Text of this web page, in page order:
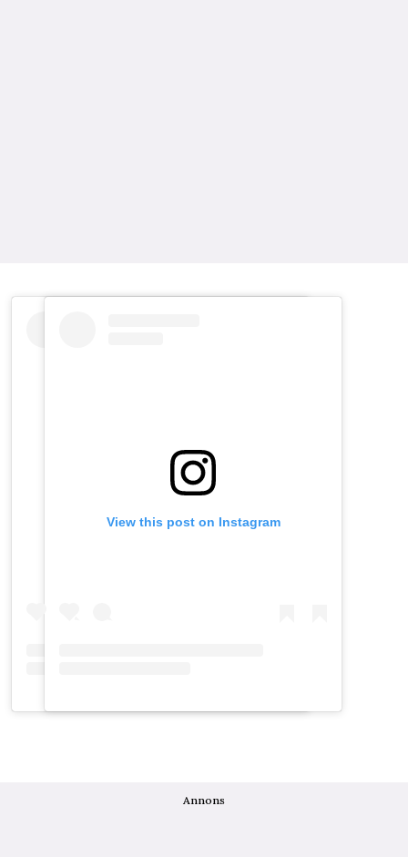
View this post on Instagram
View this post on Instagram
Annons